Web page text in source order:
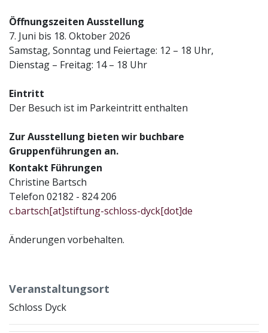
Öffnungszeiten Ausstellung
7. Juni bis 18. Oktober 2026
Samstag, Sonntag und Feiertage: 12 – 18 Uhr,
Dienstag – Freitag: 14 – 18 Uhr
Eintritt
Der Besuch ist im Parkeintritt enthalten
Zur Ausstellung bieten wir buchbare
Gruppenführungen an.
Kontakt Führungen
Christine Bartsch
Telefon 02182 - 824 206
c.bartsch[at]stiftung-schloss-dyck[dot]de
Änderungen vorbehalten.
Veranstaltungsort
Schloss Dyck